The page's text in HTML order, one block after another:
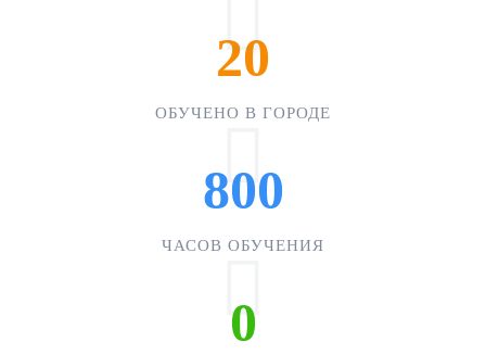
20
ОБУЧЕНО В ГОРОДЕ
800
ЧАСОВ ОБУЧЕНИЯ
0